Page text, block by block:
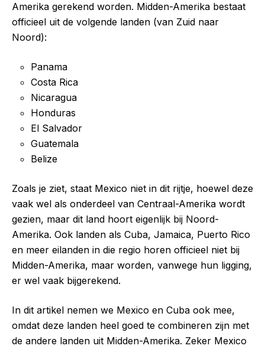
Amerika gerekend worden. Midden-Amerika bestaat
officieel uit de volgende landen (van Zuid naar
Noord):
Panama
Costa Rica
Nicaragua
Honduras
El Salvador
Guatemala
Belize
Zoals je ziet, staat Mexico niet in dit rijtje, hoewel deze
vaak wel als onderdeel van Centraal-Amerika wordt
gezien, maar dit land hoort eigenlijk bij Noord-
Amerika. Ook landen als Cuba, Jamaica, Puerto Rico
en meer eilanden in die regio horen officieel niet bij
Midden-Amerika, maar worden, vanwege hun ligging,
er wel vaak bijgerekend.
In dit artikel nemen we Mexico en Cuba ook mee,
omdat deze landen heel goed te combineren zijn met
de andere landen uit Midden-Amerika. Zeker Mexico